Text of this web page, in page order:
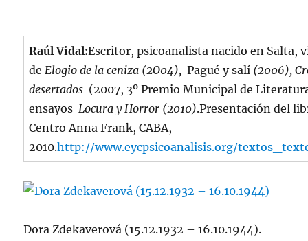
Raúl Vidal:Escritor, psicoanalista nacido en Salta,
deElogio de la ceniza (2O04), Pagué y salí (2006),
desertados (2007, 3º Premio Municipal de
ensayos Locura y Horror (2010).Presentación del
Centro Anna Frank, CABA,
2010.http://www.eycpsicoanalisis.org/
Dora Zdekaverová (15.12.1932 – 16.10.1944).